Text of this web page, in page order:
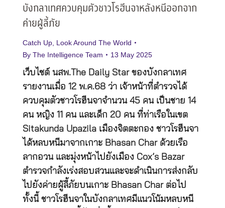
บังกลาเทศควบคุมตัวชาวโรฮีนจาหลังหนีออกจาก
ค่ายผู้ลี้ภัย
Catch Up Look Around The World
By The Intelligence Team 13 May 2025
เว็บไซต์ นสพ.The Daily Star ของบังกลาเทศ
รายงานเมื่อ 12 พ.ค.68 ว่า เจ้าหน้าที่ตำรวจได้
ควบคุมตัวชาวโรฮีนจาจำนวน 45 คน เป็นชาย 14
คน หญิง 11 คน และเด็ก 20 คน ที่ท่าเรือในเขต
Sitakunda Upazila เมืองจิตตะกอง ชาวโรฮีนจา
ได้หลบหนีมาจากเกาะ Bhasan Char ด้วยเรือ
ลากอวน และมุ่งหน้าไปยังเมือง Cox’s Bazar
ตำรวจกำลังเร่งสอบสวนและจะดำเนินการส่งกลับ
ไปยังค่ายผู้ลี้ภัยบนเกาะ Bhasan Char ต่อไป
ทั้งนี้ ชาวโรฮีนจาในบังกลาเทศมีแนวโน้มหลบหนี